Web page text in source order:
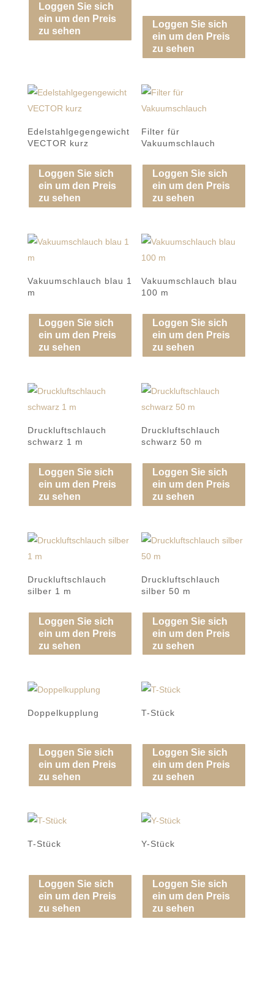
Loggen Sie sich
ein um den Preis
zu sehen
Loggen Sie sich
ein um den Preis
zu sehen
Edelstahlgegengewicht
VECTOR kurz
Loggen Sie sich
ein um den Preis
zu sehen
Filter für
Vakuumschlauch
Loggen Sie sich
ein um den Preis
zu sehen
Vakuumschlauch blau 1
m
Loggen Sie sich
ein um den Preis
zu sehen
Vakuumschlauch blau
100 m
Loggen Sie sich
ein um den Preis
zu sehen
Druckluftschlauch
schwarz 1 m
Loggen Sie sich
ein um den Preis
zu sehen
Druckluftschlauch
schwarz 50 m
Loggen Sie sich
ein um den Preis
zu sehen
Druckluftschlauch
silber 1 m
Loggen Sie sich
ein um den Preis
zu sehen
Druckluftschlauch
silber 50 m
Loggen Sie sich
ein um den Preis
zu sehen
Doppelkupplung
Loggen Sie sich
ein um den Preis
zu sehen
T-Stück
Loggen Sie sich
ein um den Preis
zu sehen
T-Stück
Loggen Sie sich
ein um den Preis
zu sehen
Y-Stück
Loggen Sie sich
ein um den Preis
zu sehen